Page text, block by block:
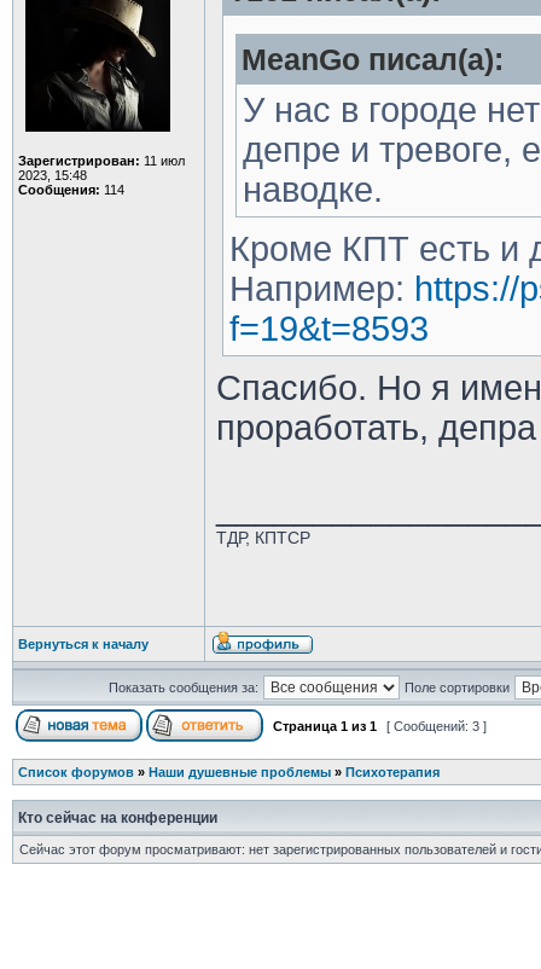
Зарегистрирован: 11 июл
2023, 15:48
Сообщения: 114
MeanGo писал(а):
У нас в городе
депре и
наводке.
Кроме КПТ есть и
Например: https://
f=19&t=8593
Спасибо. Но я
проработать,
ТДР, КПТСР
Вернуться к началу
Показать сообщения за: Поле сортировки
Страница 1из 1 [ Сообщений: 3 ]
Список форумов» Наши душевные проблемы» Психотерапия
Кто сейчас на конференции
Сейчас этот форум просматривают: нет зарегистрированных пользователей и